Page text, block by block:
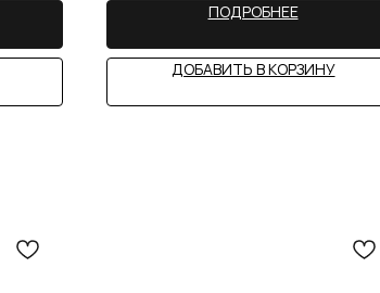
ПОДРОБНЕЕ
ДОБАВИТЬ В КОРЗИНУ